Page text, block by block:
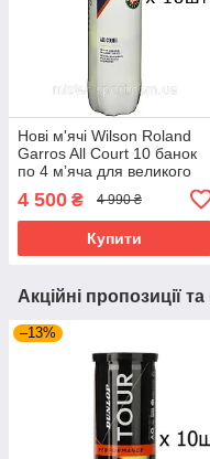
Нові м'ячі Wilson Roland
Garros All Court 10 банок
по 4 мʼяча для великого
4 500 ₴ 4 990 ₴
Купити
Акційні пропозиції
–13%